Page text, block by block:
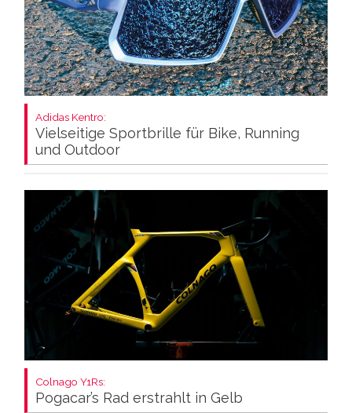
Adidas Kentro:
Vielseitige Sportbrille für Bike, Running
und Outdoor
Colnago Y1Rs:
Pogacar’s Rad erstrahlt in Gelb